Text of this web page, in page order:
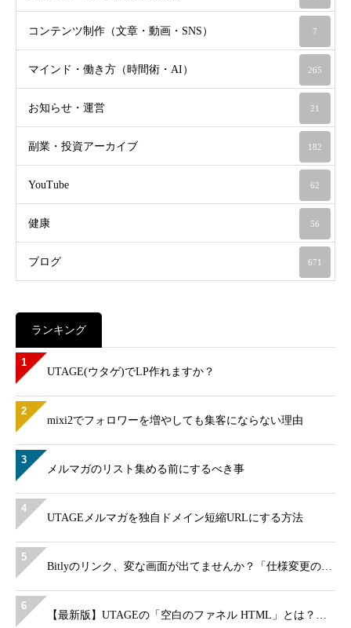
コンテンツ制作（文章・動画・SNS） 7
マインド・働き方（時間術・AI） 265
お知らせ・運営 21
副業・投資アーカイブ 182
YouTube 62
健康 56
ブログ 671
ランキング
1
UTAGE(ウタゲ)でLP作れますか？
2
mixi2でフォロワーを増やしても集客にならない理由
3
メルマガのリスト集める前にするべき事
4
UTAGEメルマガを独自ドメイン短縮URLにする方法
5
Bitlyのリンク、変な画面が出てませんか？「仕様変更の…
6
【最新版】UTAGEの「空白のファネル HTML」とは？…